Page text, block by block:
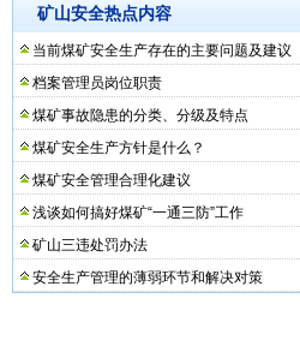
矿山安全热点内容
当前煤矿安全生产存在的主要问题及建议
档案管理员岗位职责
煤矿事故隐患的分类、分级及特点
煤矿安全生产方针是什么？
煤矿安全管理合理化建议
浅谈如何搞好煤矿“一通三防”工作
矿山三违处罚办法
安全生产管理的薄弱环节和解决对策